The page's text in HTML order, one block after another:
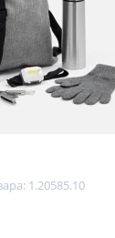
1.20585.10